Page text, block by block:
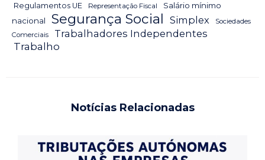
Regulamentos UE
Representação Fiscal
Salário mínimo
nacional
Segurança Social Simplex
Sociedades
Comerciais
Trabalhadores Independentes
Trabalho
Notícias Relacionadas